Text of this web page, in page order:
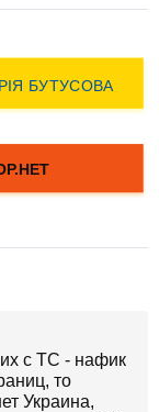
с ТС - нафик
то
Украина,